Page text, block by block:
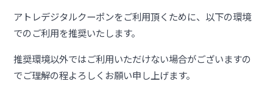
アトレデジタルクーポンをご利用頂くために、以下の環境
でのご利用を推奨いたします。
推奨環境以外ではご利用いただけない場合がございますの
でご理解の程よろしくお願い申し上げます。